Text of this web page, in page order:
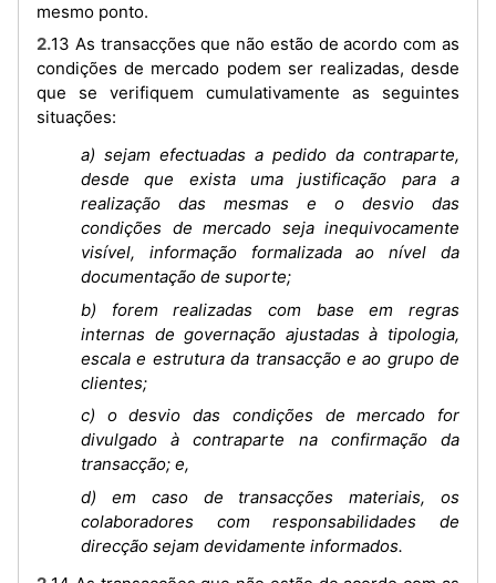
mesmo ponto.
2.13 As transacções que não estão de acordo com as
condições de mercado podem ser realizadas, desde
que se verifiquem cumulativamente as seguintes
situações:
a) sejam efectuadas a pedido da contraparte,
desde que exista uma justificação para a
realização das mesmas e o desvio das
condições de mercado seja inequivocamente
visível, informação formalizada ao nível da
documentação de suporte;
b) forem realizadas com base em regras
internas de governação ajustadas à tipologia,
escala e estrutura da transacção e ao grupo de
clientes;
c) o desvio das condições de mercado for
divulgado à contraparte na confirmação da
transacção; e,
d) em caso de transacções materiais, os
colaboradores com responsabilidades de
direcção sejam devidamente informados.